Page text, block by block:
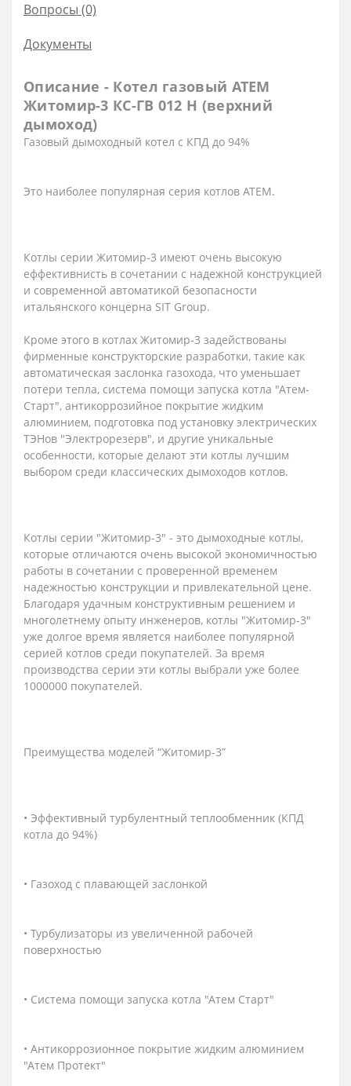
Вопросы (0)
Документы
Описание - Котел газовый АТЕМ
Житомир-3 КС-ГВ 012 Н (верхний
дымоход)
Газовый дымоходный котел с КПД до 94%
Это наиболее популярная серия котлов АТЕМ.
Котлы серии Житомир-3 имеют очень высокую
еффективнисть в сочетании с надежной конструкцией
и современной автоматикой безопасности
итальянского концерна SIT Group.
Кроме этого в котлах Житомир-3 задействованы
фирменные конструкторские разработки, такие как
автоматическая заслонка газохода, что уменьшает
потери тепла, система помощи запуска котла "Атем-
Старт", антикоррозийное покрытие жидким
алюминием, подготовка под установку электрических
ТЭНов "Электрорезерв", и другие уникальные
особенности, которые делают эти котлы лучшим
выбором среди классических дымоходов котлов.
Котлы серии "Житомир-3" - это дымоходные котлы,
которые отличаются очень высокой экономичностью
работы в сочетании с проверенной временем
надежностью конструкции и привлекательной цене.
Благодаря удачным конструктивным решением и
многолетнему опыту инженеров, котлы "Житомир-3"
уже долгое время является наиболее популярной
серией котлов среди покупателей. За время
производства серии эти котлы выбрали уже более
1000000 покупателей.
Преимущества моделей “Житомир-3”
• Эффективный турбулентный теплообменник (КПД
котла до 94%)
• Газоход с плавающей заслонкой
• Турбулизаторы из увеличенной рабочей
поверхностью
• Система помощи запуска котла "Атем Старт"
• Антикоррозионное покрытие жидким алюминием
"Атем Протект"